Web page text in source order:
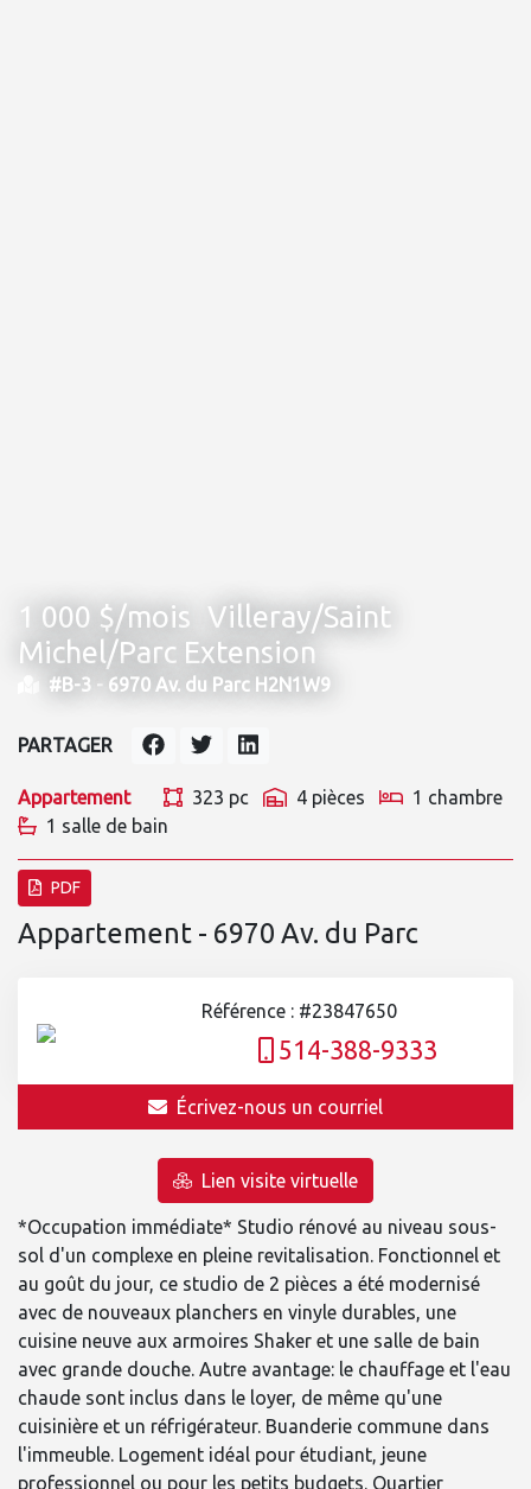
1 000 $/mois Villeray/Saint
Michel/Parc Extension
#B-3 - 6970 Av. du Parc H2N1W9
Appartement 323 pc 4 pièces
1 chambre
1 salle de bain
PARTAGER
PDF
Appartement - 6970 Av. du Parc
Référence : #23847650
514-388-9333
Écrivez-nous un courriel
Lien visite virtuelle
*Occupation immédiate* Studio rénové au niveau sous-
sol d'un complexe en pleine revitalisation. Fonctionnel et
au goût du jour, ce studio de 2 pièces a été modernisé
avec de nouveaux planchers en vinyle durables, une
cuisine neuve aux armoires Shaker et une salle de bain
avec grande douche. Autre avantage: le chauffage et l'eau
chaude sont inclus dans le loyer, de même qu'une
cuisinière et un réfrigérateur. Buanderie commune dans
l'immeuble. Logement idéal pour étudiant, jeune
professionnel ou pour les petits budgets. Quartier